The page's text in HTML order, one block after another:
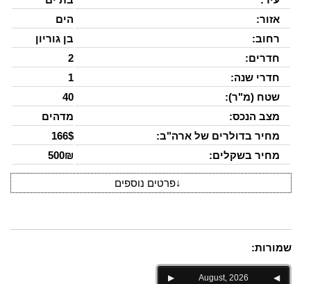
אזור:
הים
רחוב:
בן גוריון
חדרים:
2
חדרי שנה:
1
שטח (מ"ר):
40
מצב הנכס:
מדהים
מחיר בדולרים של ארה"ב:
166$
מחיר בשקלים:
500₪
↓פרטים נוספים
שמורות:
◀
August, 2026
▶